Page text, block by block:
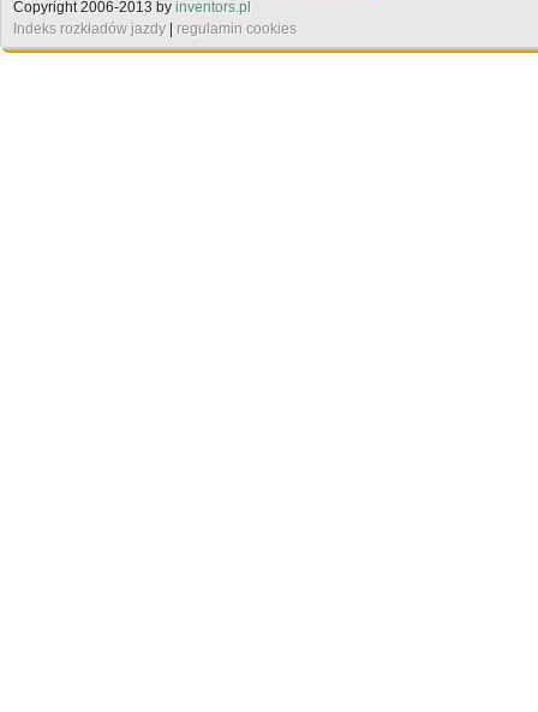
Copyright 2006-2013 by inventors.pl
Indeks rozkładów jazdy | regulamin cookies